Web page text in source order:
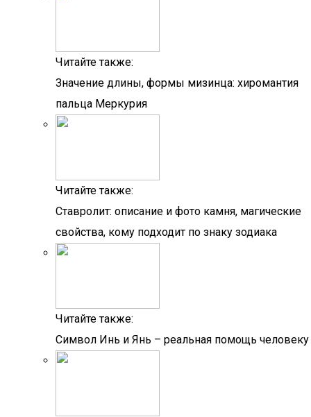
Читайте также:
Значение длины, формы мизинца: хиромантия
пальца Меркурия
Читайте также:
Ставролит: описание и фото камня, магические
свойства, кому подходит по знаку зодиака
Читайте также:
Символ Инь и Янь – реальная помощь человеку